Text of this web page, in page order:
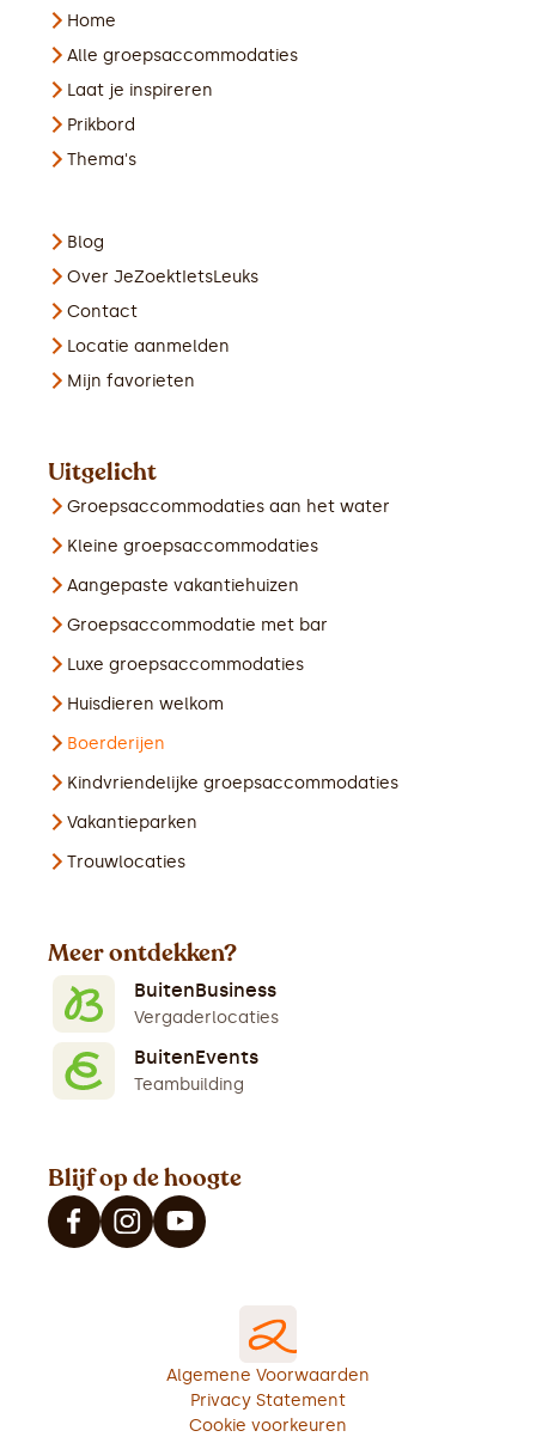
Home
Alle groepsaccommodaties
Laat je inspireren
Prikbord
Thema's
Blog
Over JeZoektIetsLeuks
Contact
Locatie aanmelden
Mijn favorieten
Uitgelicht
Groepsaccommodaties aan het water
Kleine groepsaccommodaties
Aangepaste vakantiehuizen
Groepsaccommodatie met bar
Luxe groepsaccommodaties
Huisdieren welkom
Boerderijen
Kindvriendelijke groepsaccommodaties
Vakantieparken
Trouwlocaties
Meer ontdekken?
BuitenBusiness
Vergaderlocaties
BuitenEvents
Teambuilding
Blijf op de hoogte
Algemene Voorwaarden
Privacy Statement
Cookie voorkeuren